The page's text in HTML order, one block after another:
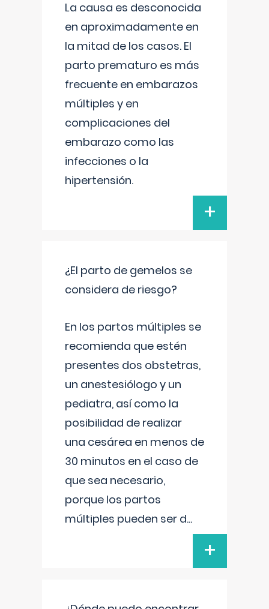
La causa es desconocida
en aproximadamente en
la mitad de los casos. El
parto prematuro es más
frecuente en embarazos
múltiples y en
complicaciones del
embarazo como las
infecciones o la
hipertensión.
+
¿El parto de gemelos se
considera de riesgo?
En los partos múltiples se
recomienda que estén
presentes dos obstetras,
un anestesiólogo y un
pediatra, así como la
posibilidad de realizar
una cesárea en menos de
30 minutos en el caso de
que sea necesario,
porque los partos
múltiples pueden ser d...
+